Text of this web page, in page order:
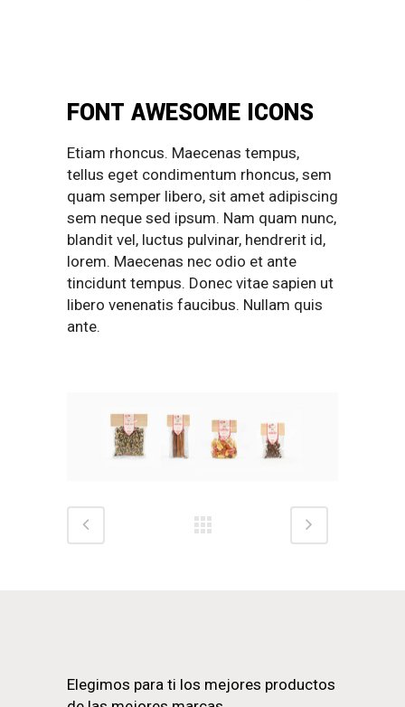
FONT AWESOME ICONS
Etiam rhoncus. Maecenas tempus,
tellus eget condimentum rhoncus, sem
quam semper libero, sit amet adipiscing
sem neque sed ipsum. Nam quam nunc,
blandit vel, luctus pulvinar, hendrerit id,
lorem. Maecenas nec odio et ante
tincidunt tempus. Donec vitae sapien ut
libero venenatis faucibus. Nullam quis
ante.
Elegimos para ti los mejores productos